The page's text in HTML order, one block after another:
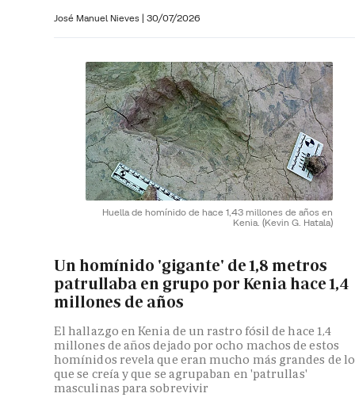
José Manuel Nieves | 30/07/2026
Huella de homínido de hace 1,43 millones de años en
Kenia. (Kevin G. Hatala)
Un homínido 'gigante' de 1,8 metros
patrullaba en grupo por Kenia hace 1,4
millones de años
El hallazgo en Kenia de un rastro fósil de hace 1,4
millones de años dejado por ocho machos de estos
homínidos revela que eran mucho más grandes de lo
que se creía y que se agrupaban en 'patrullas'
masculinas para sobrevivir